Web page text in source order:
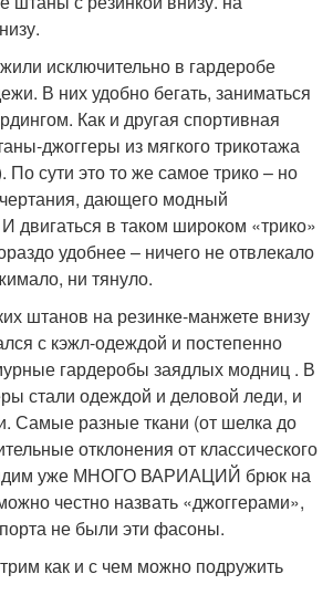
исключительно в гардеробе
В них удобно бегать, заниматься
Как и другая спортивная
джоггеры из мягкого трикотажа
По сути это то же самое трико – но
дающего модный
двигаться в таком широком «трико»
удобнее – ничего не отвлекало
ни тянуло.
штанов на резинке-манжете внизу
с кэжл-одеждой и постепенно
гардеробы заядлых модниц . В
стали одеждой и деловой леди, и
Самые разные ткани (от шелка до
отклонения от классического
уже МНОГО ВАРИАЦИЙ брюк на
честно назвать «джоггерами»,
не были эти фасоны.
как и с чем можно подружить